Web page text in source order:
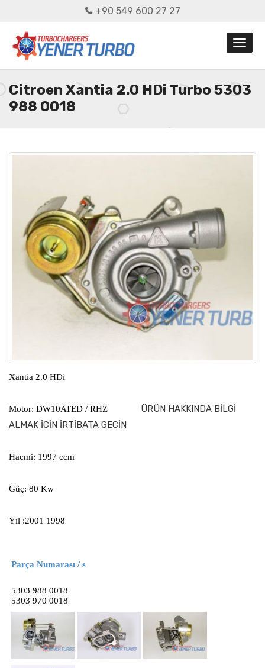
+90 549 600 27 27
Citroen Xantia 2.0 HDi Turbo 5303
988 0018
Xantia 2.0 HDi
Motor: DW10ATED / RHZ ÜRÜN HAKKINDA BİLGİ
ALMAK İCİN İRTİBATA GECİN
Hacmi: 1997 ccm
Güç: 80 Kw
Yıl :2001 1998
Parça Numarası / s
5303 988 0018
5303 970 0018